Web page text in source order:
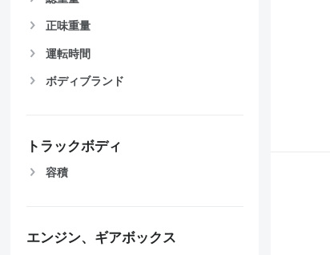
正味重量
運転時間
ボディブランド
トラックボディ
容積
エンジン、ギアボックス